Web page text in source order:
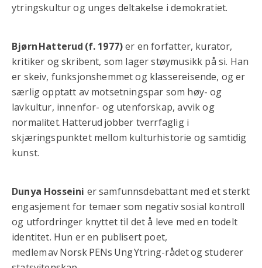
ytringskultur og unges deltakelse i demokratiet.
Bjørn Hatterud (f. 1977)er en forfatter, kurator,
kritiker og skribent, som lager støymusikk på si. Han
er skeiv, funksjonshemmet og klassereisende, og er
særlig opptatt av motsetningspar som høy- og
lavkultur, innenfor- og utenforskap, avvik og
normalitet. Hatterud jobber tverrfaglig i
skjæringspunktet mellom kulturhistorie og samtidig
kunst.
Dunya Hosseini er samfunnsdebattant med et sterkt
engasjement for temaer som negativ sosial kontroll
og utfordringer knyttet til det å leve med en todelt
identitet. Hun er en publisert poet,
medlem av Norsk PENs Ung Ytring-rådet og studerer